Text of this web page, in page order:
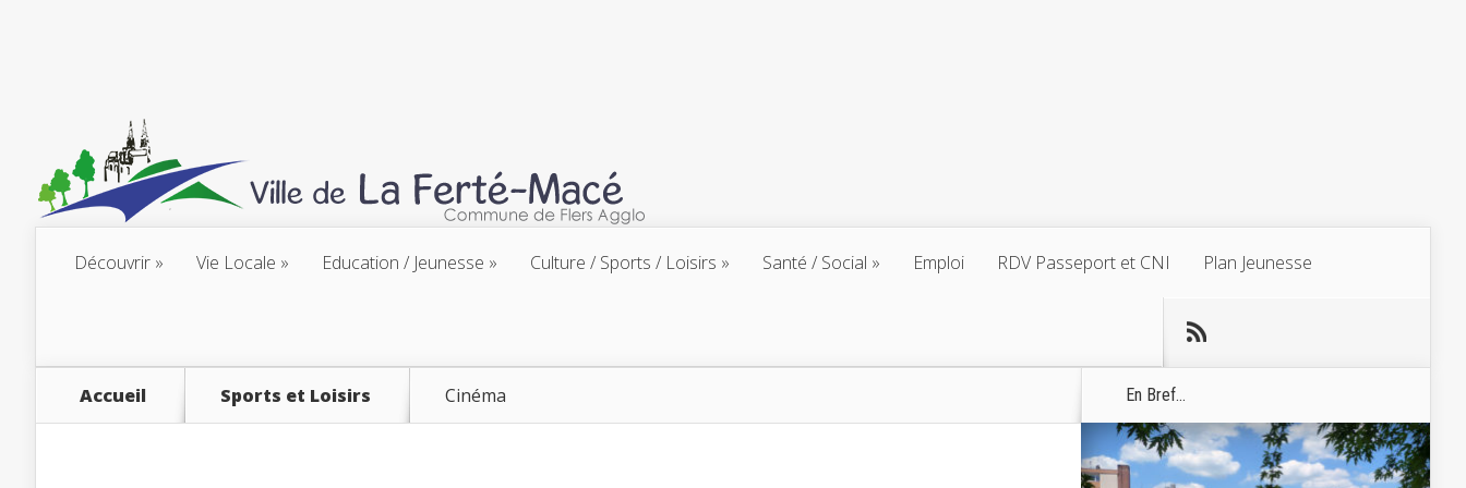
Découvrir Vie Locale Education / Jeunesse Culture / Sports / Loisirs Santé / Social Emploi RDV Passeport et CNI Plan Jeunesse
Accueil Sports et Loisirs Cinéma En Bref...